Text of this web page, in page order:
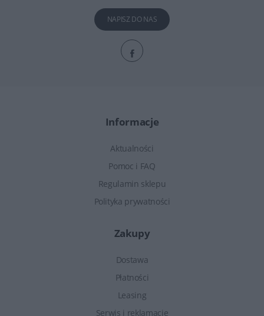
NAPISZ DO NAS
Informacje
Aktualności
Pomoc i FAQ
Regulamin sklepu
Polityka prywatności
Zakupy
Dostawa
Płatności
Leasing
Serwis i reklamacje